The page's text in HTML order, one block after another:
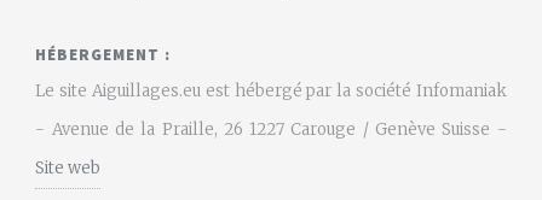
HÉBERGEMENT :
Le site Aiguillages.eu est hébergé par la société Infomaniak
- Avenue de la Praille, 26 1227 Carouge / Genève Suisse -
Site web